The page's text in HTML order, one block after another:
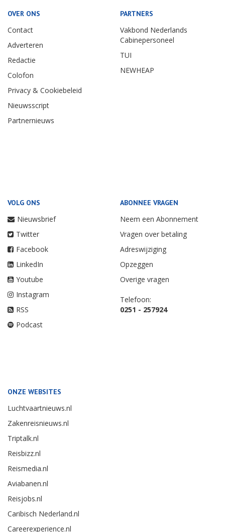
OVER ONS
Contact
Adverteren
Redactie
Colofon
Privacy & Cookiebeleid
Nieuwsscript
Partnernieuws
PARTNERS
Vakbond Nederlands
Cabinepersoneel
TUI
NEWHEAP
VOLG ONS
Nieuwsbrief
Twitter
Facebook
LinkedIn
Youtube
Instagram
RSS
Podcast
ABONNEE VRAGEN
Neem een Abonnement
Vragen over betaling
Adreswijziging
Opzeggen
Overige vragen
Telefoon:
0251 - 257924
ONZE WEBSITES
Luchtvaartnieuws.nl
Zakenreisnieuws.nl
Triptalk.nl
Reisbizz.nl
Reismedia.nl
Aviabanen.nl
Reisjobs.nl
Caribisch Nederland.nl
Careerexperience.nl